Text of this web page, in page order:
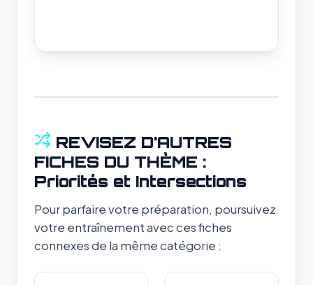
REVISEZ D'AUTRES
FICHES DU THÈME :
Priorités et Intersections
Pour parfaire votre préparation, poursuivez
votre entraînement avec ces fiches
connexes de la même catégorie :